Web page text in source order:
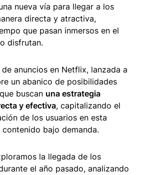
nueva vía para llegar a los
directa y atractiva,
que pasan inmersos en el
disfrutan.
anuncios en Netflix, lanzada a
un abanico de posibilidades
buscan una estrategia
y efectiva, capitalizando el
de los usuarios en esta
bajo demanda.
la llegada de los
el año pasado, analizando